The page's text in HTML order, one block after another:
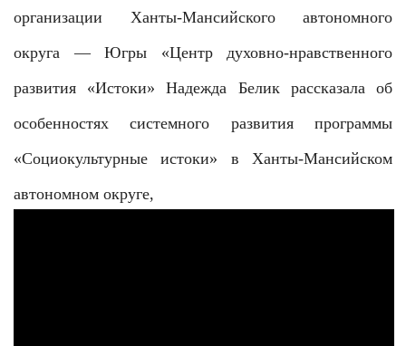
организации Ханты-Мансийского автономного
округа — Югры «Центр духовно-нравственного
развития «Истоки» Надежда Белик рассказала об
особенностях системного развития программы
«Социокультурные истоки» в Ханты-Мансийском
автономном округе,